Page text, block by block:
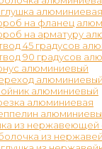
алюминиевая
на фланец
на арматуру
45 градусов
90 градусов
алюминиевый
алюминиевый
алюминиевый
алюминиевая
из нержавеющей
из